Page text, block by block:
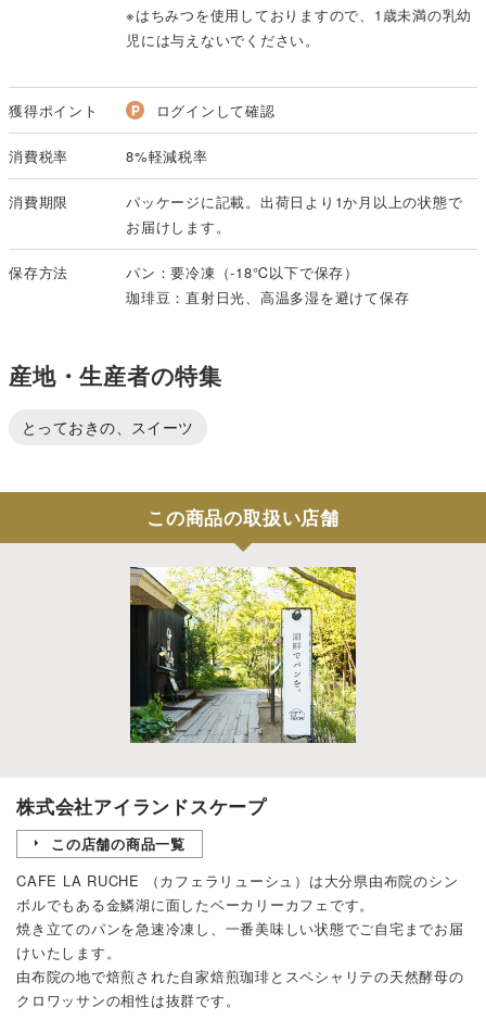
※はちみつを使用しておりますので、1歳未満の乳幼
児には与えないでください。
獲得ポイント ログインして確認
消費税率 8%軽減税率
消費期限
パッケージに記載。出荷日より1か月以上の状態で
お届けします。
保存方法
パン：要冷凍（-18℃以下で保存）
珈琲豆：直射日光、高温多湿を避けて保存
産地・生産者の特集
とっておきの、スイーツ
この商品の取扱い店舗
株式会社アイランドスケープ
この店舗の商品一覧
CAFE LA RUCHE （カフェラリューシュ）は大分県由布院のシン
ボルでもある金鱗湖に面したベーカリーカフェです。
焼き立てのパンを急速冷凍し、一番美味しい状態でご自宅までお届
けいたします。
由布院の地で焙煎された自家焙煎珈琲とスペシャリテの天然酵母の
クロワッサンの相性は抜群です。